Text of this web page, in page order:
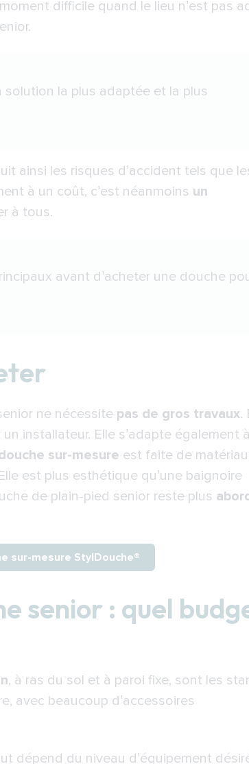
difficile quand le lieu n’est pas
solution la plus adaptée et la plus
ainsi les risques d’accident tels que
à un coût, c’est néanmoins un
à tous.
avant d’acheter une douche
ne nécessite pas de gros travaux.
un installateur. Elle s’adapte également
sur-mesure est faite de
est plus esthétique qu’une baignoire
de plain-pied senior reste plus
sur-mesure StylDouche®
senior : quel
, à ras du sol et à paroi fixe, sont les
avec beaucoup d’accessoires
dépend du niveau d’équipement